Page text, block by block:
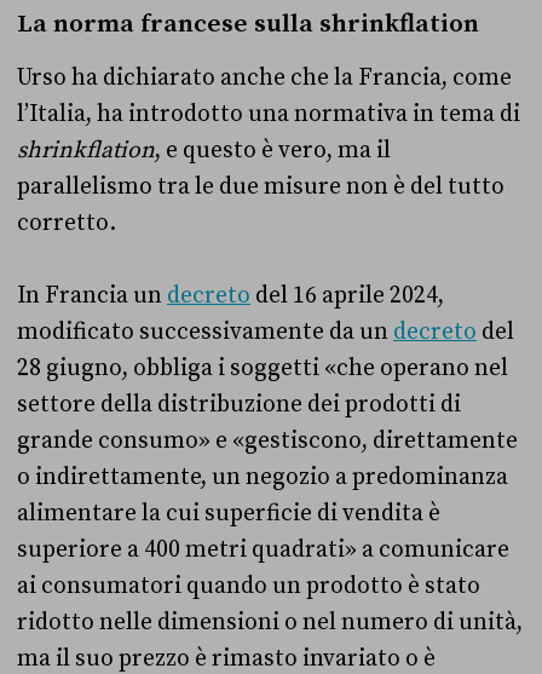
La norma francese sulla shrinkflation
Urso ha dichiarato anche che la Francia, come
l’Italia, ha introdotto una normativa in tema di
shrinkflation, e questo è vero, ma il
parallelismo tra le due misure non è del tutto
corretto.
In Francia un decreto del 16 aprile 2024,
modificato successivamente da un decreto del
28 giugno, obbliga i soggetti «che operano nel
settore della distribuzione dei prodotti di
grande consumo» e «gestiscono, direttamente
o indirettamente, un negozio a predominanza
alimentare la cui superficie di vendita è
superiore a 400 metri quadrati» a comunicare
ai consumatori quando un prodotto è stato
ridotto nelle dimensioni o nel numero di unità,
ma il suo prezzo è rimasto invariato o è